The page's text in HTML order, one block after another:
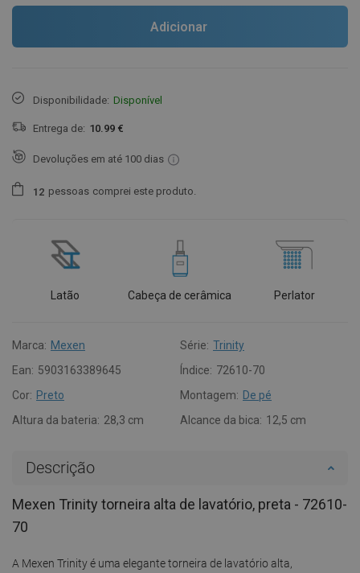
Adicionar
Disponibilidade: Disponível
Entrega de: 10.99 €
Devoluções em até 100 dias
1 2 pessoas comprei este produto.
Latão Cabeça de cerâmica Perlator
Marca: Mexen Série: Trinity
Ean: 5903163389645 Índice: 72610-70
Cor: Preto Montagem: De pé
Altura da bateria: 28,3 cm Alcance da bica: 12,5 cm
Descrição
Mexen Trinity torneira alta de lavatório, preta - 72610-
70
A Mexen Trinity é uma elegante torneira de lavatório alta,